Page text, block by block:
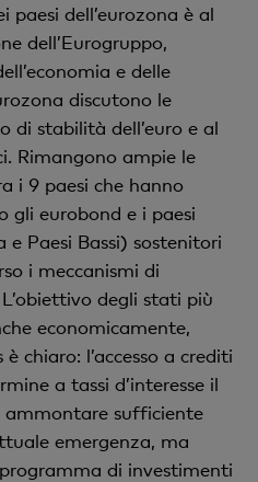
dell’eurozona è al
dell’Eurogruppo,
e delle
discutono le
di stabilità dell’euro e al
Rimangono ampie le
i 9 paesi che hanno
gli eurobond e i paesi
Paesi Bassi) sostenitori
i meccanismi di
degli stati più
economicamente,
chiaro: l’accesso a crediti
a tassi d’interesse il
ammontare sufficiente
emergenza, ma
di investimenti